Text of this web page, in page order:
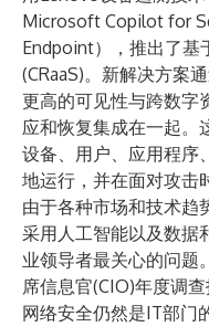
Microsoft Copilot for
Endpoint），推出了基
(CRaaS)。新解决方案
更高的可见性与跨数字
应和恢复集成在一起。
设备、用户、应用程序
地运行，并在面对攻击
由于各种市场和技术趋
采用人工智能以及数据
业领导者最关心的问题
席信息官(CIO)年度调
网络安全仍然是IT部门